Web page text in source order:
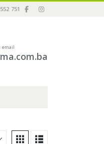
751
email